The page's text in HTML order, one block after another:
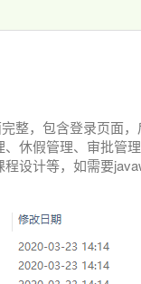
整，包含登录页面
休假管理、审批管
设计等，如需要